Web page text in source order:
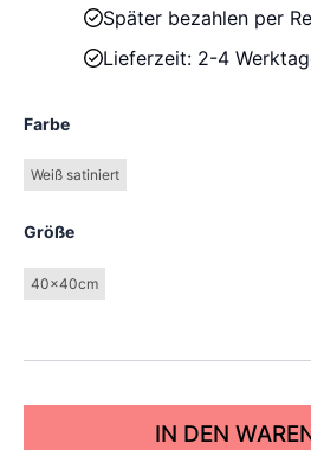
Später bezahlen per
Lieferzeit: 2-4
Farbe
Weiß satiniert
Größe
40x40cm
IN DEN